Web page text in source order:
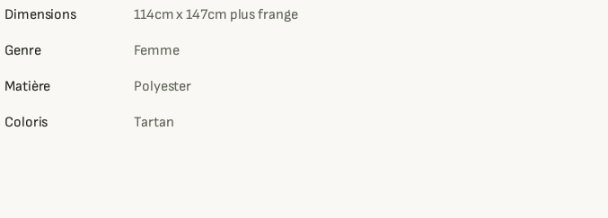
Dimensions 114cm x 147cm plus frange
Genre Femme
Matière Polyester
Coloris Tartan